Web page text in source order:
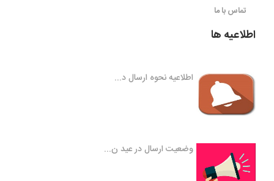
تماس با ما
اطلاعیه ها
اطلاعیه نحوه ارسال د...
وضعیت ارسال در عید ن...